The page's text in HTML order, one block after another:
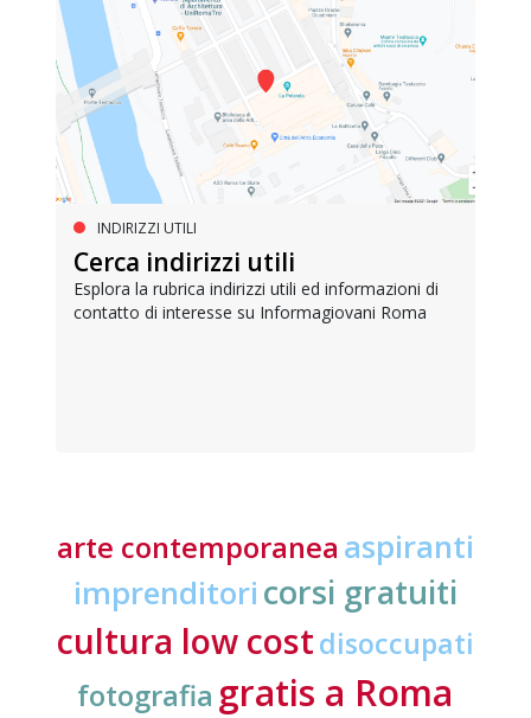
INDIRIZZI UTILI
Cerca indirizzi utili
Esplora la rubrica indirizzi utili ed informazioni di
contatto di interesse su Informagiovani Roma
arte contemporanea aspiranti
imprenditori corsi gratuiti
cultura low costdisoccupati
fotografia gratis a Roma